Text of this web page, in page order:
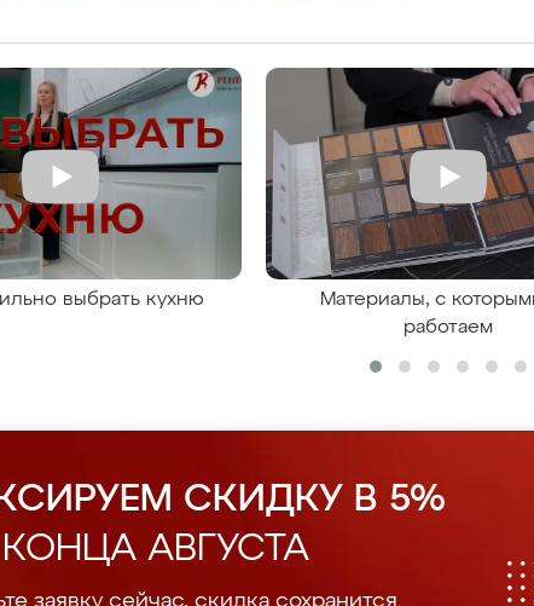
выбрать кухню
Материалы, с
работаем
СКИДКУ В 5%
АВГУСТА
заявку сейчас, скидка сохранится.